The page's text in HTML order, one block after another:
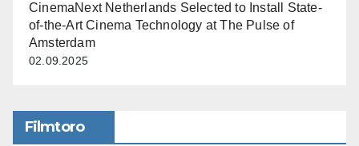
CinemaNext Netherlands Selected to Install State-
of-the-Art Cinema Technology at The Pulse of
Amsterdam
02.09.2025
Filmtoro